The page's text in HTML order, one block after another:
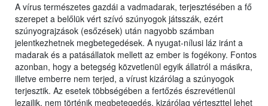
A vírus természetes gazdái a vadmadarak, terjesztésében a fő
szerepet a belőlük vért szívó szúnyogok játsszák, ezért
szúnyograjzások (esőzések) után nagyobb számban
jelentkezhetnek megbetegedések. A nyugat-nílusi láz iránt a
madarak és a patásállatok mellett az ember is fogékony. Fontos
azonban, hogy a betegség közvetlenül egyik állatról a másikra,
illetve emberre nem terjed, a vírust kizárólag a szúnyogok
terjesztik. Az esetek többségében a fertőzés észrevétlenül
lezajlik, nem történik megbetegedés, kizárólag vérteszttel lehet